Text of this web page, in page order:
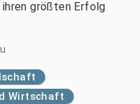
größten Erfolg
Wirtschaft